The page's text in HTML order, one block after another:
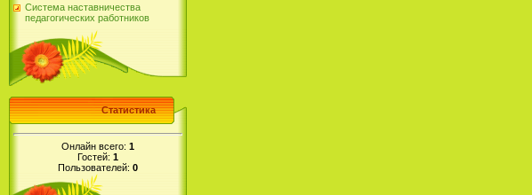
Система наставничества
педагогических работников
Статистика
Онлайн всего: 1
Гостей: 1
Пользователей: 0